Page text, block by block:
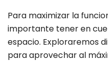
Para maximizar la
importante tener en
espacio. Exploraremos
para aprovechar al